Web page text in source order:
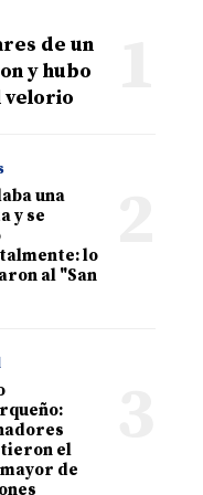
de un
y hubo
velorio
una
y se
lo
al "San
el
de